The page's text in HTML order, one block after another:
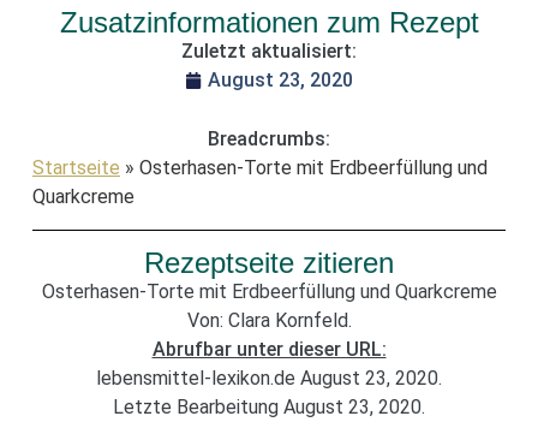
Zusatzinformationen zum Rezept
Zuletzt aktualisiert:
August 23, 2020
Breadcrumbs:
Startseite » Osterhasen-Torte mit Erdbeerfüllung und
Quarkcreme
Rezeptseite zitieren
Osterhasen-Torte mit Erdbeerfüllung und Quarkcreme
Von: Clara Kornfeld.
Abrufbar unter dieser URL:
lebensmittel-lexikon.de August 23, 2020.
Letzte Bearbeitung August 23, 2020.